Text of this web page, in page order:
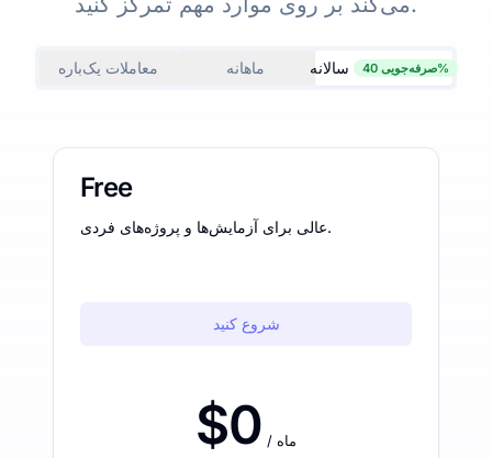
معاملات یک‌باره ماهانه سالانه صرفه‌جویی 40%
Free
عالی برای آزمایش‌ها و پروژه‌های فردی.
شروع کنید
$0 / ماه